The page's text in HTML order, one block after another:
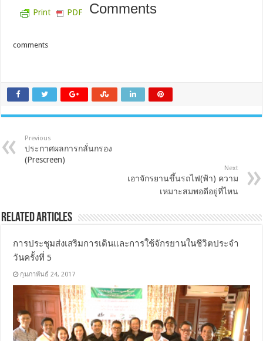
Print PDF Comments
comments
Previous
ประกาศผลการกลั่นกรอง
(Prescreen)
Next
เอาจักรยานขึ้นรถไฟ(ฟ้า) ความ
เหมาะสมพอดีอยู่ที่ไหน
Related Articles
การประชุมส่งเสริมการเดินและการใช้จักรยานในชีวิตประจำ
วันครั้งที่ 5
กุมภาพันธ์ 24, 2017